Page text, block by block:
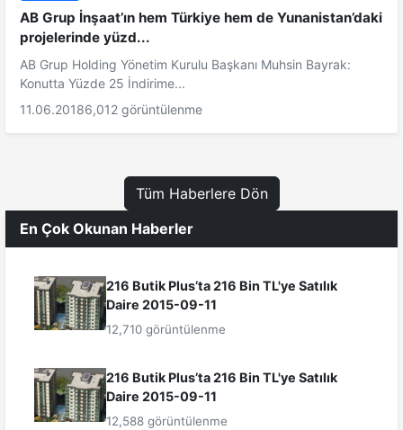
AB Grup İnşaat’ın hem Türkiye hem de Yunanistan’daki
projelerinde yüzd...
AB Grup Holding Yönetim Kurulu Başkanı Muhsin Bayrak:
Konutta Yüzde 25 İndirime...
11.06.20186,012 görüntülenme
Tüm Haberlere Dön
En Çok Okunan Haberler
216 Butik Plus’ta 216 Bin TL'ye Satılık
Daire 2015-09-11
12,710 görüntülenme
216 Butik Plus’ta 216 Bin TL'ye Satılık
Daire 2015-09-11
12,588 görüntülenme